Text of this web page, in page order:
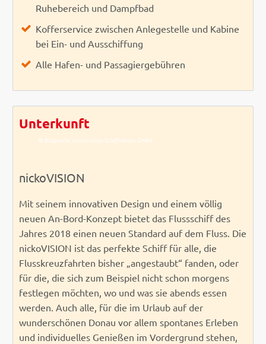
Ruhebereich und Dampfbad
Kofferservice zwischen Anlegestelle und Kabine
bei Ein- und Ausschiffung
Alle Hafen- und Passagiergebühren
Unterkunft
© Bildquelle: nicko cruises Schiffsreisen GmbH
nickoVISION
Mit seinem innovativen Design und einem völlig
neuen An-Bord-Konzept bietet das Flussschiff des
Jahres 2018 einen neuen Standard auf dem Fluss. Die
nickoVISION ist das perfekte Schiff für alle, die
Flusskreuzfahrten bisher „angestaubt“ fanden, oder
für die, die sich zum Beispiel nicht schon morgens
festlegen möchten, wo und was sie abends essen
werden. Auch alle, für die im Urlaub auf der
wunderschönen Donau vor allem spontanes Erleben
und individuelles Genießen im Vordergrund stehen,